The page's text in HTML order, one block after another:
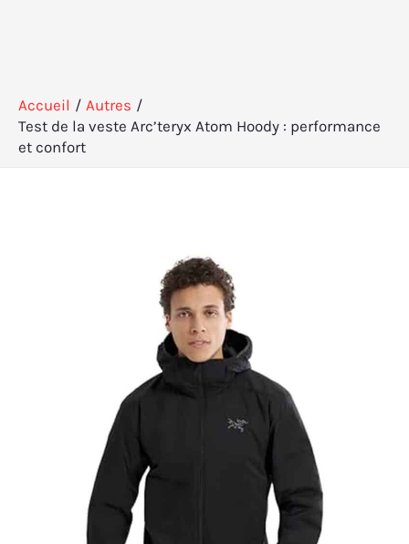
Accueil
Autres
Test de la veste Arc’teryx Atom Hoody : performance
et confort